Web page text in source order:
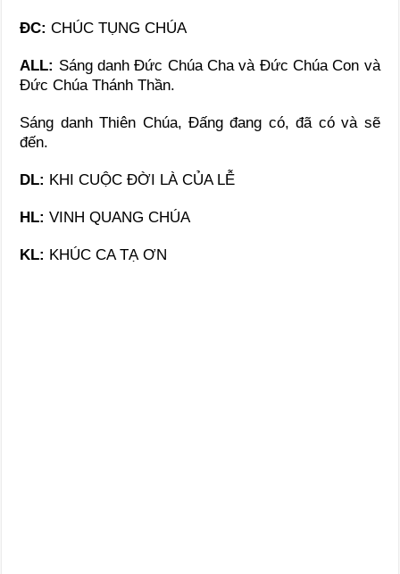
ĐC: CHÚC TỤNG CHÚA
ALL: Sáng danh Đức Chúa Cha và Đức Chúa Con và
Đức Chúa Thánh Thần.
Sáng danh Thiên Chúa, Đấng đang có, đã có và sẽ
đến.
DL: KHI CUỘC ĐỜI LÀ CỦA LỄ
HL: VINH QUANG CHÚA
KL: KHÚC CA TẠ ƠN